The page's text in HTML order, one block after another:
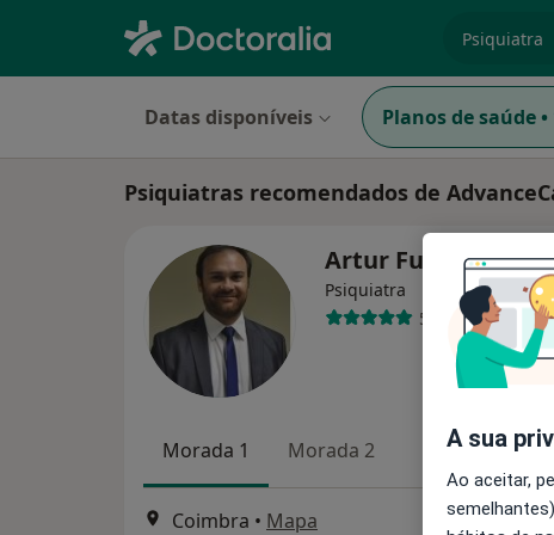
Datas disponíveis Planos de saúde •
Psiquiatras recomendados de
Artur Furet
Psiquiatra
5 opiniões
Morada 1 Morada 2
Coimbra • Mapa
A sua
Ao aceitar,